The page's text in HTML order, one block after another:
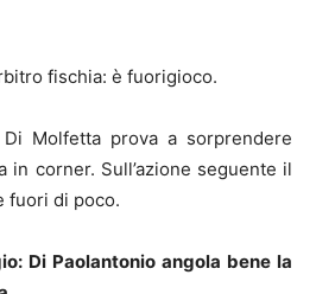
fischia: è fuorigioco.
Di Molfetta prova a sorprendere
in corner. Sull’azione seguente il
fuori di poco.
Di Paolantonio angola bene la